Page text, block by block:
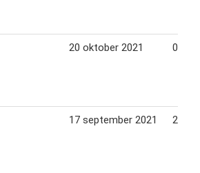
20 oktober 2021 06
17 september 2021 24